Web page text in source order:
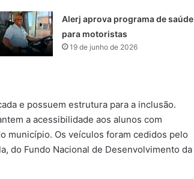
Alerj aprova programa de saúde
para motoristas
19 de junho de 2026
e possuem estrutura para a inclusão.
a acessibilidade aos alunos com
município. Os veículos foram cedidos pelo
do Fundo Nacional de Desenvolvimento da